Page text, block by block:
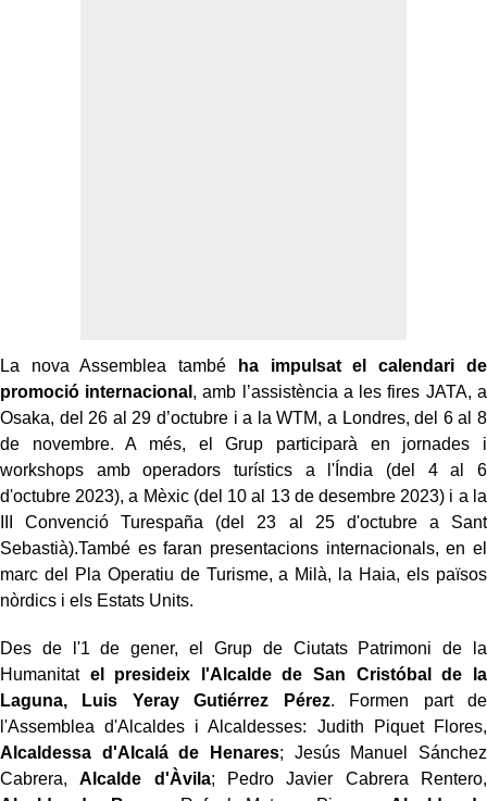
La nova Assemblea també
ha impulsat el calendari de
promoció internacional , amb l’assistència a les fires JATA, a
Osaka, del 26 al 29 d’octubre i a la WTM, a Londres, del 6 al 8
de novembre. A més, el Grup participarà en jornades i
workshops amb operadors turístics a l'Índia (del 4 al 6
d'octubre 2023), a Mèxic (del 10 al 13 de desembre 2023) i a la
III Convenció Turespaña (del 23 al 25 d'octubre a Sant
Sebastià).També es faran presentacions internacionals, en el
marc del Pla Operatiu de Turisme, a Milà, la Haia, els països
nòrdics i els Estats Units.
Des de l'1 de gener, el Grup de Ciutats Patrimoni de la
Humanitat el presideix l'Alcalde de San Cristóbal de la
Laguna, Luis Yeray Gutiérrez Pérez. Formen part de
l'Assemblea d'Alcaldes i Alcaldesses: Judith Piquet Flores,
Alcaldessa d'Alcalá de Henares; Jesús Manuel Sánchez
Cabrera,Alcalde d'Àvila; Pedro Javier Cabrera Rentero,